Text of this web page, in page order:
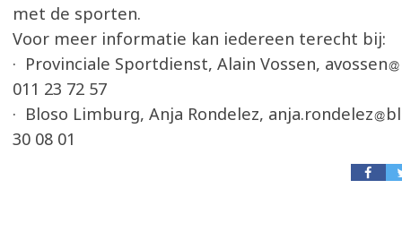
met de sporten.
Voor meer informatie kan iedereen terecht bij:
· Provinciale Sportdienst, Alain Vossen, avossen
011 23 72 57
· Bloso Limburg, Anja Rondelez, anja.rondelez
30 08 01